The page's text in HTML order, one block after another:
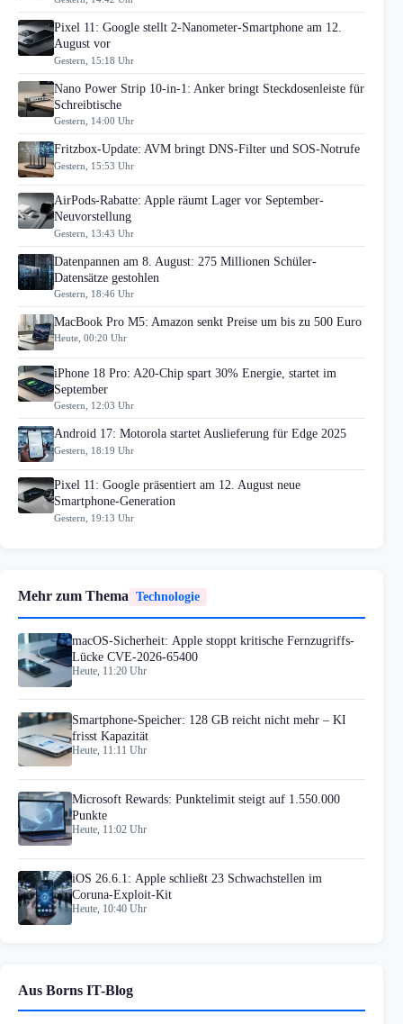
Pixel 11: Google stellt 2-Nanometer-Smartphone am 12.
August vor
Gestern, 15:18 Uhr
Nano Power Strip 10-in-1: Anker bringt Steckdosenleiste für
Schreibtische
Gestern, 14:00 Uhr
Fritzbox-Update: AVM bringt DNS-Filter und SOS-Notrufe
Gestern, 15:53 Uhr
AirPods-Rabatte: Apple räumt Lager vor September-
Neuvorstellung
Gestern, 13:43 Uhr
Datenpannen am 8. August: 275 Millionen Schüler-
Datensätze gestohlen
Gestern, 18:46 Uhr
MacBook Pro M5: Amazon senkt Preise um bis zu 500 Euro
Heute, 00:20 Uhr
iPhone 18 Pro: A20-Chip spart 30% Energie, startet im
September
Gestern, 12:03 Uhr
Android 17: Motorola startet Auslieferung für Edge 2025
Gestern, 18:19 Uhr
Pixel 11: Google präsentiert am 12. August neue
Smartphone-Generation
Gestern, 19:13 Uhr
Mehr zum Thema Technologie
macOS-Sicherheit: Apple stoppt kritische Fernzugriffs-
Lücke CVE-2026-65400
Heute, 11:20 Uhr
Smartphone-Speicher: 128 GB reicht nicht mehr – KI
frisst Kapazität
Heute, 11:11 Uhr
Microsoft Rewards: Punktelimit steigt auf 1.550.000
Punkte
Heute, 11:02 Uhr
iOS 26.6.1: Apple schließt 23 Schwachstellen im
Coruna-Exploit-Kit
Heute, 10:40 Uhr
Aus Borns IT-Blog